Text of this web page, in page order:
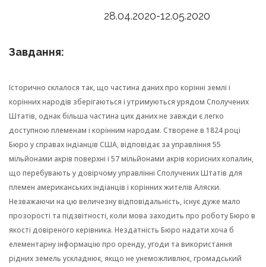
28.04.2020-12.05.2020
Завдання:
Історично склалося так, що частина даних про корінні землі і
корінних народів зберігаються і утримуються урядом Сполучених
Штатів, однак більша частина цих даних не завжди є легко
доступною племенам і корінним народам. Створене в 1824 році
Бюро у справах індіанців США, відповідає за управління 55
мільйонами акрів поверхні і 57 мільйонами акрів корисних копалин,
що перебувають у довірчому управлінні Сполучених Штатів для
племен американських індіанців і корінних жителів Аляски.
Незважаючи на цю величезну відповідальність, існує дуже мало
прозорості та підзвітності, коли мова заходить про роботу Бюро в
якості довіреного керівника. Нездатність Бюро надати хоча б
елементарну інформацію про оренду, угоди та використання
рідних земель ускладнює, якщо не унеможливлює, громадський